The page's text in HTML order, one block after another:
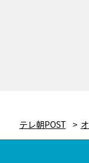
テレ朝POST